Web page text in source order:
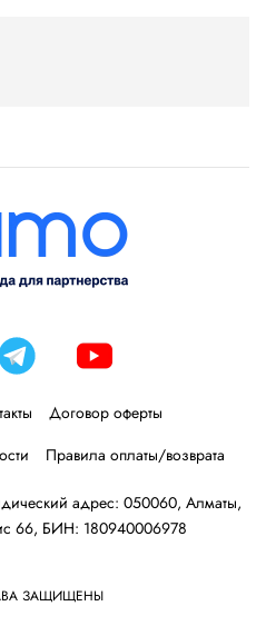
Договор оферты
Правила оплаты/возврата
адрес: 050060, Алматы,
66, БИН: 180940006978
ЗАЩИЩЕНЫ